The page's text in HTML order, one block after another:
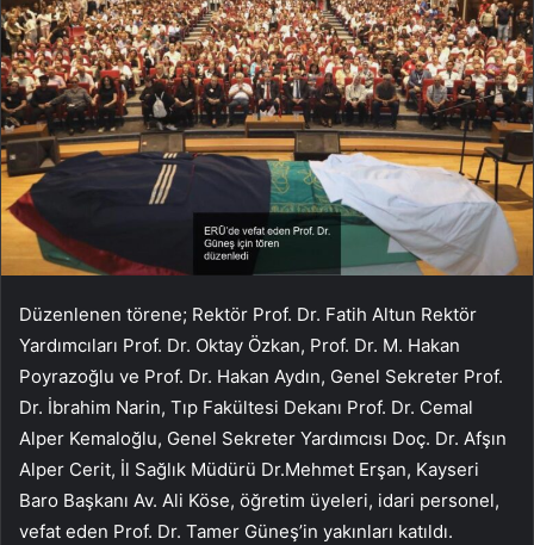
Düzenlenen törene; Rektör Prof. Dr. Fatih Altun Rektör
Yardımcıları Prof. Dr. Oktay Özkan, Prof. Dr. M. Hakan
Poyrazoğlu ve Prof. Dr. Hakan Aydın, Genel Sekreter Prof.
Dr. İbrahim Narin, Tıp Fakültesi Dekanı Prof. Dr. Cemal
Alper Kemaloğlu, Genel Sekreter Yardımcısı Doç. Dr. Afşın
Alper Cerit, İl Sağlık Müdürü Dr.Mehmet Erşan, Kayseri
Baro Başkanı Av. Ali Köse, öğretim üyeleri, idari personel,
vefat eden Prof. Dr. Tamer Güneş’in yakınları katıldı.